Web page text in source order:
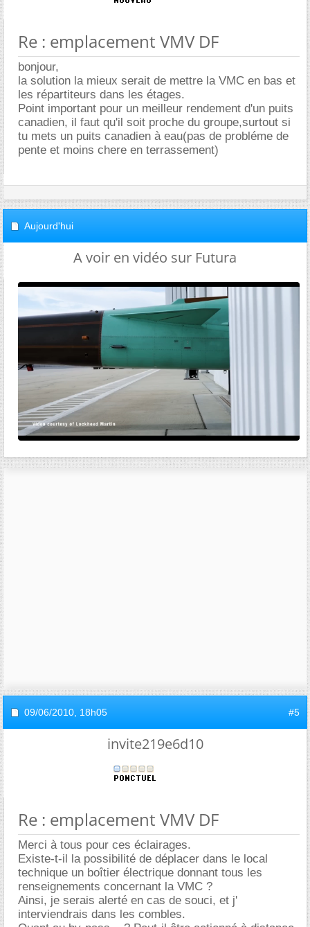
Re : emplacement VMV DF
bonjour,
la solution la mieux serait de mettre la VMC en bas et
les répartiteurs dans les étages.
Point important pour un meilleur rendement d'un puits
canadien, il faut qu'il soit proche du groupe,surtout si
tu mets un puits canadien à eau(pas de probléme de
pente et moins chere en terrassement)
Aujourd'hui
A voir en vidéo sur Futura
09/06/2010, 18h05 #5
invite219e6d10
Re : emplacement VMV DF
Merci à tous pour ces éclairages.
Existe-t-il la possibilité de déplacer dans le local
technique un boîtier électrique donnant tous les
renseignements concernant la VMC ?
Ainsi, je serais alerté en cas de souci, et j'
interviendrais dans les combles.